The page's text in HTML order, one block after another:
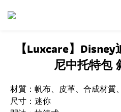
【Luxcare】
尼中托特包
材質：帆布、皮革、合成材質
尺寸：迷你